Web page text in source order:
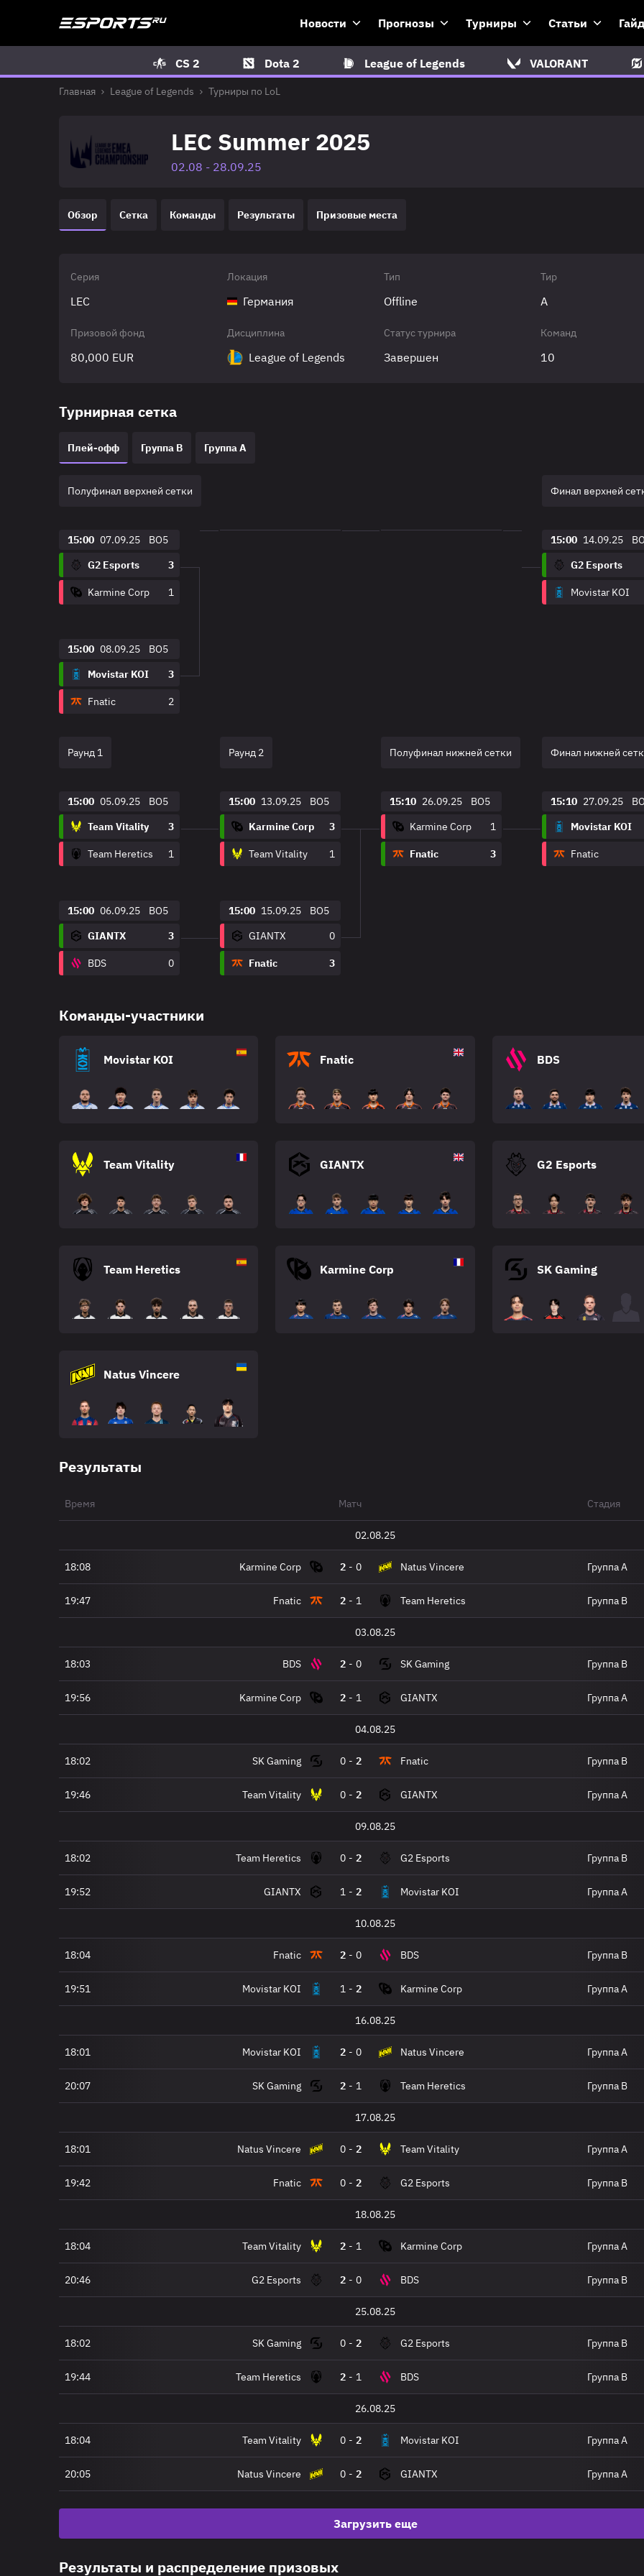
Новости Прогнозы Турниры Статьи
CS 2 Dota 2 League of Legends VALORANT
Главная League of Legends Турниры по LoL
LEC Summer 2025
02.08 - 28.09.25
Обзор Сетка Команды Результаты Призовые места
Серия
LEC
Локация
Германия
Тип
Offline
Тир
A
Призовой фонд
80,000 EUR
Дисциплина
League of Legends
Статус турнира
Завершен
Команд
10
Турнирная сетка
Плей-офф Группа B Группа A
Полуфинал верхней сетки
15:00 07.09.25
BO5
G2 Esports
3
Karmine Corp 1
15:00 08.09.25
BO5
Movistar KOI
3
Fnatic 2
Финал верхней
15:00 14.09.25
G2 Esports
Movistar KOI
Раунд 1
15:00 05.09.25
BO5
Team Vitality
3
Team Heretics 1
15:00 06.09.25
BO5
GIANTX
3
BDS 0
Раунд 2
15:00 13.09.25
BO5
Karmine Corp
3
Team Vitality 1
15:00 15.09.25
BO5
GIANTX
0
Fnatic 3
Полуфинал нижней сетки
15:10 26.09.25
BO5
Karmine Corp
1
Fnatic 3
Финал нижней
15:10 27.09.25
Movistar KOI
Fnatic
Команды-участники
Movistar KOI Fnatic BDS
Team Vitality GIANTX G2 Esports
Team Heretics Karmine Corp SK Gaming
Natus Vincere
Результаты
Время Матч Стадия
02.08.25
18:08 Karmine Corp 2 - 0 Natus Vincere Группа A
19:47 Fnatic 2 - 1 Team Heretics Группа B
03.08.25
18:03 BDS 2 - 0 SK Gaming Группа B
19:56 Karmine Corp 2 - 1 GIANTX Группа A
04.08.25
18:02 SK Gaming 0 - 2 Fnatic Группа B
19:46 Team Vitality 0 - 2 GIANTX Группа A
09.08.25
18:02 Team Heretics 0 - 2 G2 Esports Группа B
19:52 GIANTX 1 - 2 Movistar KOI Группа A
10.08.25
18:04 Fnatic 2 - 0 BDS Группа B
19:51 Movistar KOI 1 - 2 Karmine Corp Группа A
16.08.25
18:01 Movistar KOI 2 - 0 Natus Vincere Группа A
20:07 SK Gaming 2 - 1 Team Heretics Группа B
17.08.25
18:01 Natus Vincere 0 - 2 Team Vitality Группа A
19:42 Fnatic 0 - 2 G2 Esports Группа B
18.08.25
18:04 Team Vitality 2 - 1 Karmine Corp Группа A
20:46 G2 Esports 2 - 0 BDS Группа B
25.08.25
18:02 SK Gaming 0 - 2 G2 Esports Группа B
19:44 Team Heretics 2 - 1 BDS Группа B
26.08.25
18:04 Team Vitality 0 - 2 Movistar KOI Группа A
20:05 Natus Vincere 0 - 2 GIANTX Группа A
Загрузить еще
Результаты и распределение призовых